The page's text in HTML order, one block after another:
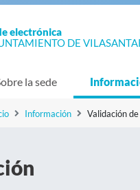
electrónica
DE
la sede
Información Validación